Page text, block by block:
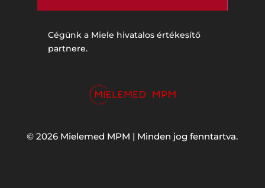
Cégünk a Miele hivatalos értékesítő
partnere.
© 2026 Mielemed MPM | Minden jog fenntartva.